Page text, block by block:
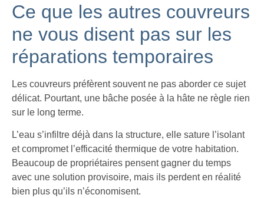
Ce que les autres couvreurs
ne vous disent pas sur les
réparations temporaires
Les couvreurs préfèrent souvent ne pas aborder ce sujet
délicat. Pourtant, une bâche posée à la hâte ne règle rien
sur le long terme.
L’eau s’infiltre déjà dans la structure, elle sature l’isolant
et compromet l’efficacité thermique de votre habitation.
Beaucoup de propriétaires pensent gagner du temps
avec une solution provisoire, mais ils perdent en réalité
bien plus qu’ils n’économisent.